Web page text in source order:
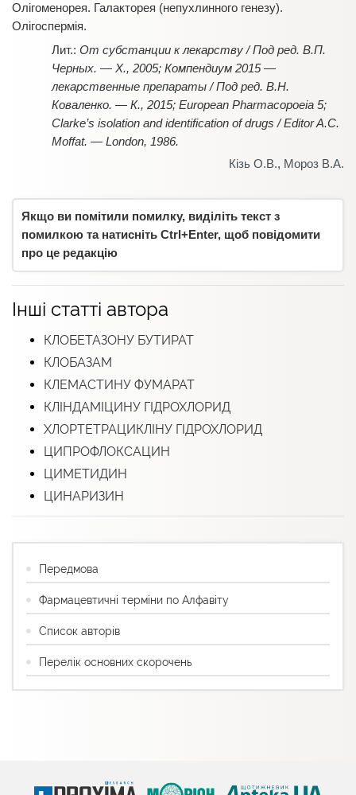
Олігоменорея. Галакторея (непухлинного генезу).
Олігоспермія.
От субстанции к лекарству / Под ред. В.П.
Черных. — Х., 2005; Компендиум 2015 —
лекарственные препараты / Под ред. В.Н.
Коваленко. — К., 2015; European Pharmacopoeia 5;
Clarke’s isolation and identification of drugs / Editor A.C.
Moffat. — London, 1986.
Кізь О.В., Мороз В.А.
Якщо ви помітили помилку, виділіть текст з
помилкою та натисніть Ctrl+Enter, щоб повідомити
про це редакцію
Інші статті автора
КЛОБЕТАЗОНУ БУТИРАТ
КЛОБАЗАМ
КЛЕМАСТИНУ ФУМАРАТ
КЛІНДАМІЦИНУ ГІДРОХЛОРИД
ХЛОРТЕТРАЦИКЛІНУ ГІДРОХЛОРИД
ЦИПРОФЛОКСАЦИН
ЦИМЕТИДИН
ЦИНАРИЗИН
Передмова
Фармацевтичні терміни по Алфавіту
Список авторів
Перелік основних скорочень